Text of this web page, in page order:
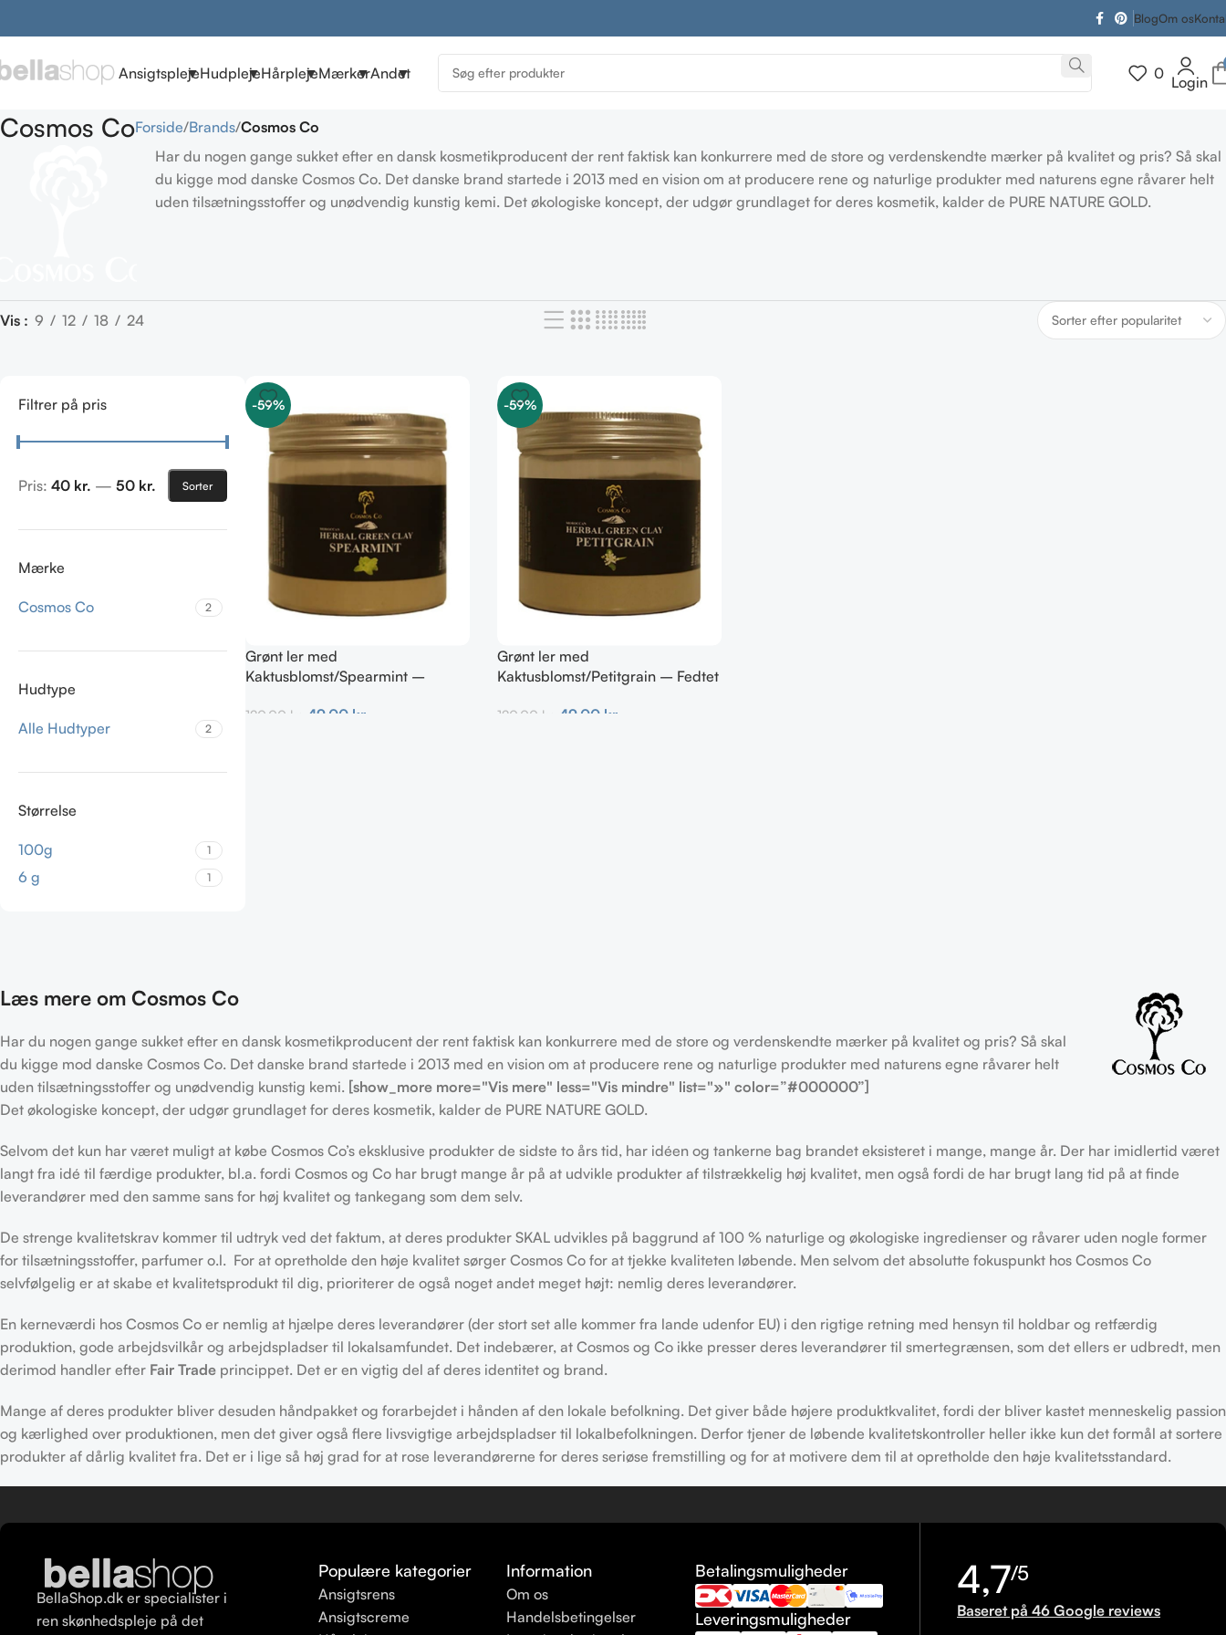
BlogOm os
AnsigtsplejeHudplejeHårplejeMærkerAndet 0 Login
Cosmos CoForside Brands Cosmos Co
Har du nogen gange sukket efter en dansk kosmetikproducent der rent faktisk kan konkurrere med de store og verdenskendte mærker på kvalitet og pris? Så skal
du kigge mod danske Cosmos Co. Det danske brand startede i 2013 med en vision om at producere rene og naturlige produkter med naturens egne råvarer helt
uden tilsætningsstoffer og unødvendig kunstig kemi. Det økologiske koncept, der udgør grundlaget for deres kosmetik, kalder de PURE NATURE GOLD.
Vis 9 12 18 24
Filtrer på pris
Sorter
Pris: 40 kr. — 50 kr.
Mærke
Cosmos Co 2
Hudtype
Alle Hudtyper 2
Størrelse
100g 1
6 g 1
-59%
Grønt ler med
Kaktusblomst/Spearmint –
120,00 kr. 49,00 kr.
-59%
Grønt ler med
Kaktusblomst/Petitgrain – Fedtet
120,00 kr. 49,00 kr.
Læs mere om Cosmos Co
Har du nogen gange sukket efter en dansk kosmetikproducent der rent faktisk kan konkurrere med de store og verdenskendte mærker på kvalitet og pris? Så skal
du kigge mod danske Cosmos Co. Det danske brand startede i 2013 med en vision om at producere rene og naturlige produkter med naturens egne råvarer helt
uden tilsætningsstoffer og unødvendig kunstig kemi. [show_more more="Vis mere" less="Vis mindre" list="»" color=”#000000”]
Det økologiske koncept, der udgør grundlaget for deres kosmetik, kalder de PURE NATURE GOLD.
Selvom det kun har været muligt at købe Cosmos Co’s eksklusive produkter de sidste to års tid, har idéen og tankerne bag brandet eksisteret i mange, mange år. Der har imidlertid været
langt fra idé til færdige produkter, bl.a. fordi Cosmos og Co har brugt mange år på at udvikle produkter af tilstrækkelig høj kvalitet, men også fordi de har brugt lang tid på at finde
leverandører med den samme sans for høj kvalitet og tankegang som dem selv.
De strenge kvalitetskrav kommer til udtryk ved det faktum, at deres produkter SKAL udvikles på baggrund af 100 % naturlige og økologiske ingredienser og råvarer uden nogle former
for tilsætningsstoffer, parfumer o.l. For at opretholde den høje kvalitet sørger Cosmos Co for at tjekke kvaliteten løbende. Men selvom det absolutte fokuspunkt hos Cosmos Co
selvfølgelig er at skabe et kvalitetsprodukt til dig, prioriterer de også noget andet meget højt: nemlig deres leverandører.
En kerneværdi hos Cosmos Co er nemlig at hjælpe deres leverandører (der stort set alle kommer fra lande udenfor EU) i den rigtige retning med hensyn til holdbar og retfærdig
produktion, gode arbejdsvilkår og arbejdspladser til lokalsamfundet. Det indebærer, at Cosmos og Co ikke presser deres leverandører til smertegrænsen, som det ellers er udbredt, men
derimod handler efter Fair Trade princippet. Det er en vigtig del af deres identitet og brand.
Mange af deres produkter bliver desuden håndpakket og forarbejdet i hånden af den lokale befolkning. Det giver både højere produktkvalitet, fordi der bliver kastet menneskelig passion
og kærlighed over produktionen, men det giver også flere livsvigtige arbejdspladser til lokalbefolkningen. Derfor tjener de løbende kvalitetskontroller heller ikke kun det formål at sortere
produkter af dårlig kvalitet fra. Det er i lige så høj grad for at rose leverandørerne for deres seriøse fremstilling og for at motivere dem til at opretholde den høje kvalitetsstandard.
BellaShop.dk er specialister i
ren skønhedspleje på det
Populære kategorier
Ansigtsrens
Ansigtscreme
Information
Om os
Handelsbetingelser
Betalingsmuligheder
Leveringsmuligheder
4,7/5
Baseret på 46 Google reviews